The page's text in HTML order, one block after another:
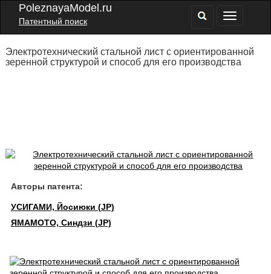
PoleznayaModel.ru
Патентный поиск
Электротехнический стальной лист с ориентированной
зеренной структурой и способ для его производства
Авторы патента:
УСИГАМИ, Йосиюки (JP)
ЯМАМОТО, Синдзи (JP)